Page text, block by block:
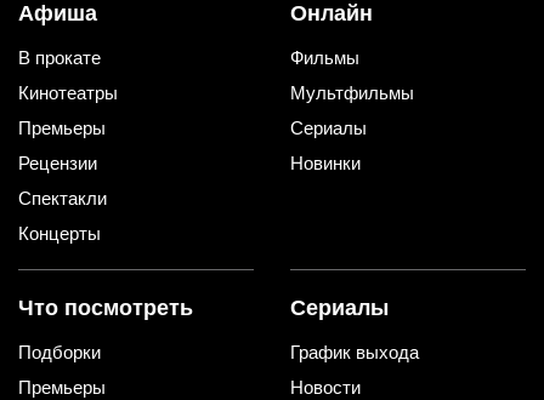
Афиша
В прокате
Кинотеатры
Премьеры
Рецензии
Спектакли
Концерты
Онлайн
Фильмы
Мультфильмы
Сериалы
Новинки
Что посмотреть
Подборки
Премьеры
Сериалы
График выхода
Новости